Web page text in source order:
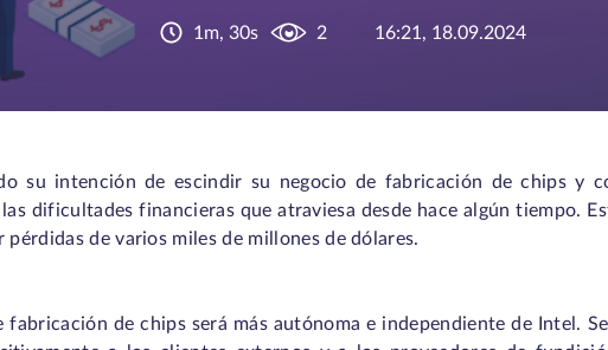
1m, 30s 2 16:21, 18.09.2024
su intención de escindir su negocio de fabricación de chips y
dificultades financieras que atraviesa desde hace algún tiempo.
pérdidas de varios miles de millones de dólares.
fabricación de chips será más autónoma e independiente de Intel.